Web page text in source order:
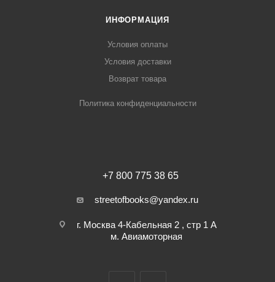
ИНФОРМАЦИЯ
Условия оплаты
Условия доставки
Возврат товара
Политика конфиденциальности
+7 800 775 38 65
streetofbooks@yandex.ru
г. Москва 4-Кабельная 2 , стр 1 А
м. Авиамоторная